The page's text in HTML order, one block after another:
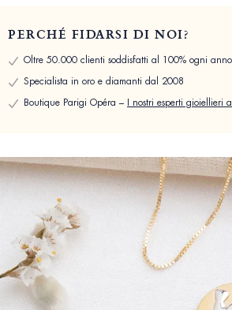
PERCHÉ FIDARSI DI NOI?
Oltre 50.000 clienti soddisfatti al 100% ogni anno
Specialista in oro e diamanti dal 2008
Boutique Parigi Opéra – I nostri esperti gioiellieri